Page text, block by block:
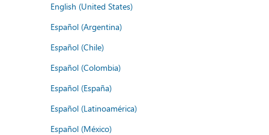
English (United States)
Español (Argentina)
Español (Chile)
Español (Colombia)
Español (España)
Español (Latinoamérica)
Español (México)